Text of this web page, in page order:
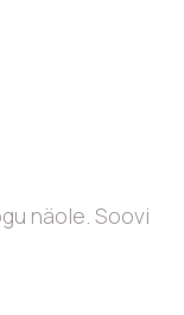
näole. Soovi